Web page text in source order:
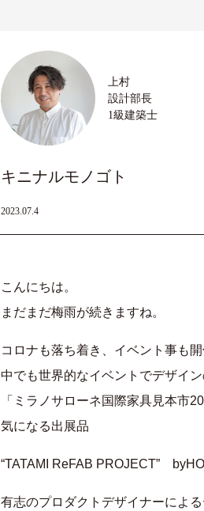
上村
設計部長
1級建築士
キニナルモノゴト
2023.07.4
こんにちは。
まだまだ梅雨が続きますね。
コロナも落ち着き、イベント事も開
中でも世界的なイベントでデザイ
「ミラノサローネ国際家具見本市
気になる出展品
“TATAMI ReFAB PROJECT”
有志のプロダクトデザイナーによ